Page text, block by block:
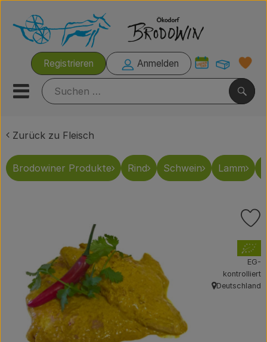
Registrieren Anmelden
Mobiles Menu öffnen oder
Rezeptkisten
Kühltheke
Obst & Gemüse
Getränke
Vorratskammer
Zurück zu Fleisch
Brodowiner Produkte Rind Schwein Lamm
, Verband:
EG-
kontrolliert
, Herkunft:
Deutschland